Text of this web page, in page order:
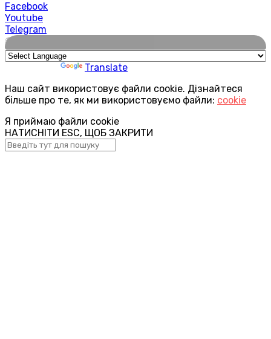
Facebook
Youtube
Telegram
🌍
Translate
Наш сайт використовує файли cookie. Дізнайтеся
більше про те, як ми використовуємо файли: cookie
Я приймаю файли cookie
НАТИСНІТИ ESC, ЩОБ ЗАКРИТИ